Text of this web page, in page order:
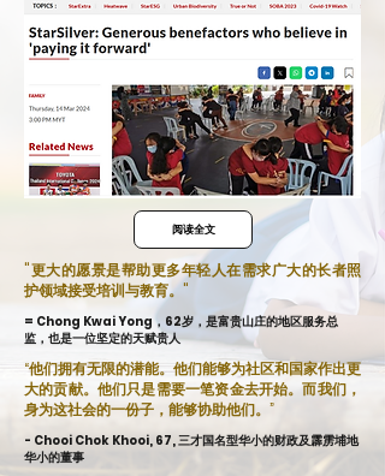
阅读全文
"更大的愿景是帮助更多年轻人在需求广大的长者照
护领域接受培训与教育。"
= Chong Kwai Yong，62岁，是富贵山庄的地区服务总
监，也是一位坚定的天赋贵人
“他们拥有无限的潜能。他们能够为社区和国家作出更
大的贡献。他们只是需要一笔资金去开始。而我们，
身为这社会的一份子，能够协助他们。”
- Chooi Chok Khooi, 67, 三才国名型华小的财政及霹雳埔地
华小的董事